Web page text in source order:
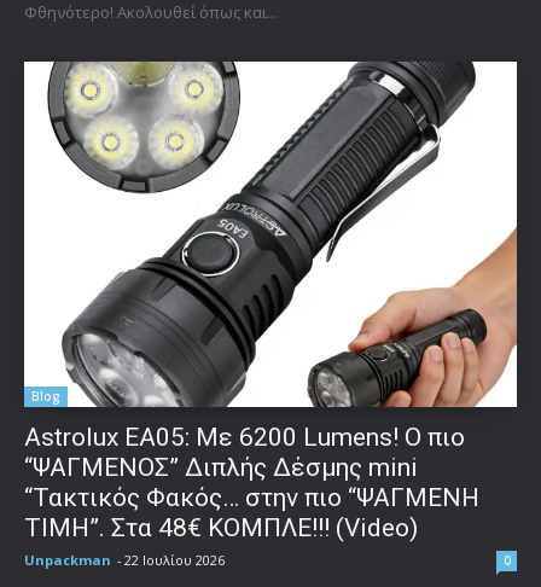
Φθηνότερο! Ακολουθεί όπως και...
Blog
Astrolux ΕΑ05: Με 6200 Lumens! Ο πιο
“ΨΑΓΜΕΝΟΣ” Διπλής Δέσμης mini
“Τακτικός Φακός… στην πιο “ΨΑΓΜΕΝΗ
ΤΙΜΗ”. Στα 48€ ΚΟΜΠΛΕ!!! (Video)
Unpackman - 22 Ιουλίου 2026 0